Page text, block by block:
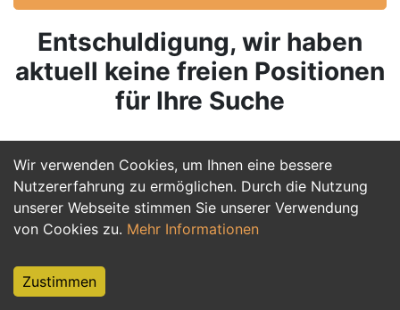
Wir verwenden Cookies, um Ihnen eine bessere
Nutzererfahrung zu ermöglichen. Durch die Nutzung
unserer Webseite stimmen Sie unserer Verwendung
von Cookies zu. Mehr Informationen
Zustimmen
Entschuldigung, wir haben
aktuell keine freien Positionen
für Ihre Suche